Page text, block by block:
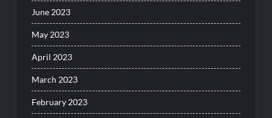
June 2023
May 2023
April 2023
March 2023
February 2023